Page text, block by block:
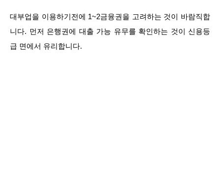
대부업을 이용하기전에 1~2금융권을 고려하는 것이 바람직합
니다. 먼저 은행권에 대출 가능 유무를 확인하는 것이 신용등
급 면에서 유리합니다.